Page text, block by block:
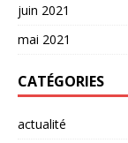
juin 2021
mai 2021
CATÉGORIES
actualité